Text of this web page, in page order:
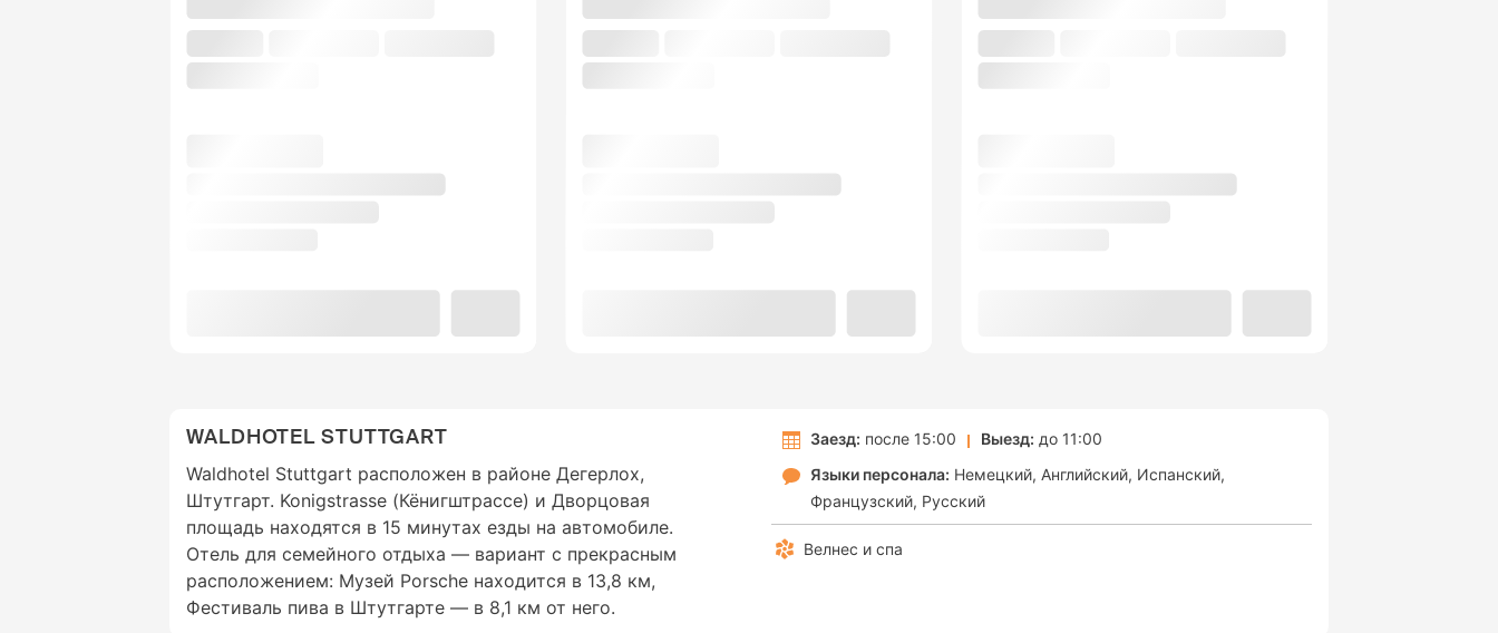
WALDHOTEL STUTTGART
Waldhotel Stuttgart расположен в районе Дегерлох,
Штутгарт. Konigstrasse (Кёнигштрассе) и Дворцовая
площадь находятся в 15 минутах езды на автомобиле.
Отель для семейного отдыха — вариант с прекрасным
расположением: Музей Porsche находится в 13,8 км,
Фестиваль пива в Штутгарте — в 8,1 км от него.
Заезд: после 15:00 Выезд: до 11:00
Языки персонала: Немецкий Английский Испанский
Французский Русский
Велнес и спа